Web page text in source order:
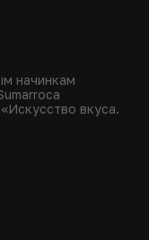
начинкам
вкуса.